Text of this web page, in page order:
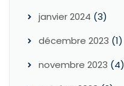
janvier 2024 (3)
décembre 2023 (1)
novembre 2023 (4)